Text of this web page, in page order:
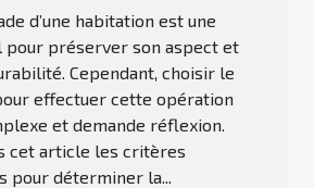
d’une habitation est une
pour préserver son aspect et
Cependant, choisir le
effectuer cette opération
et demande réflexion.
cet article les critères
pour déterminer la...